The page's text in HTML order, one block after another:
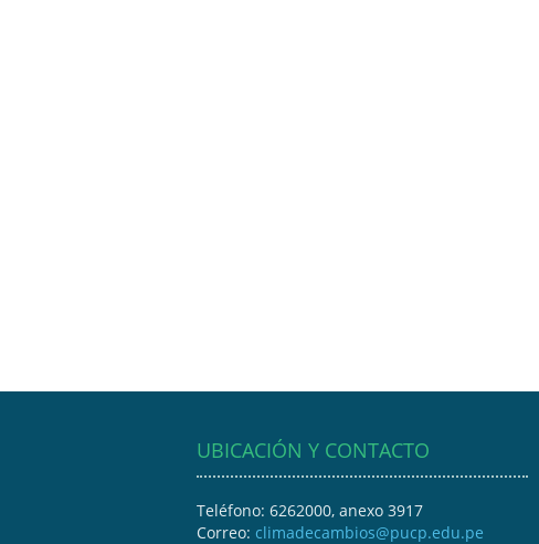
UBICACIÓN Y CONTACTO
Teléfono: 6262000, anexo 3917
Correo: climadecambios@pucp.edu.pe